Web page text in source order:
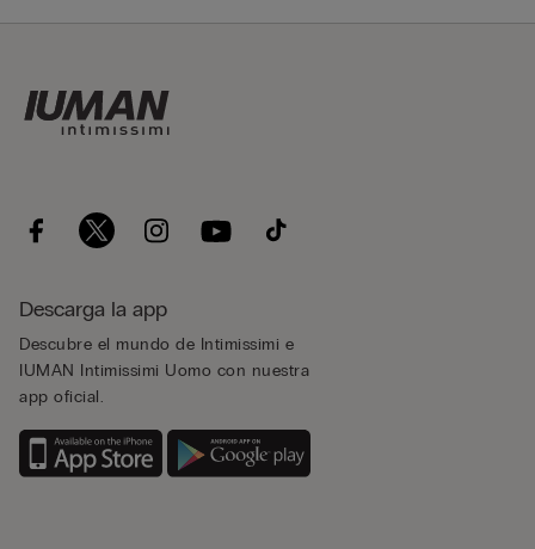
Descarga la app
Descubre el mundo de Intimissimi e
IUMAN Intimissimi Uomo con nuestra
app oficial.